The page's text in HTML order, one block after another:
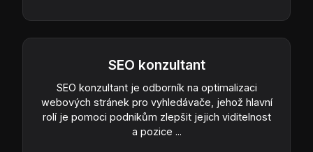
SEO konzultant
SEO konzultant je odborník na optimalizaci
webových stránek pro vyhledávače, jehož hlavní
rolí je pomoci podnikům zlepšit jejich viditelnost
a pozice ...